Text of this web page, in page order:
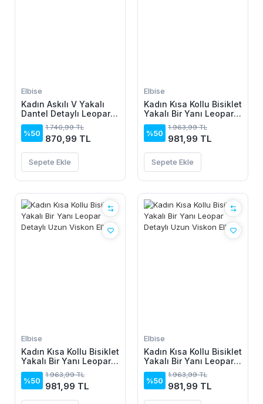
Elbise
Kadın Askılı V Yakalı
Dantel Detaylı Leopar
Desenli Süprem Atlet
Ve şort Ikili Takım
%50
1.740,99 TL
870,99 TL
Sepete Ekle
Elbise
Kadın Kısa Kollu Bisiklet
Yakalı Bir Yanı Leopar
Detaylı Uzun Viskon
Elbise
%50
1.963,99 TL
981,99 TL
Sepete Ekle
Elbise
Kadın Kısa Kollu Bisiklet
Yakalı Bir Yanı Leopar
Detaylı Uzun Viskon
Elbise
%50
1.963,99 TL
981,99 TL
Elbise
Kadın Kısa Kollu Bisiklet
Yakalı Bir Yanı Leopar
Detaylı Uzun Viskon
Elbise
%50
1.963,99 TL
981,99 TL